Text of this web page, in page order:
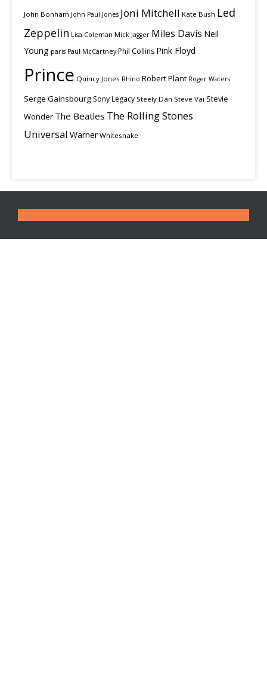
John Bonham John Paul Jones Joni Mitchell Kate Bush Led
Zeppelin Lisa Coleman Mick Jagger Miles Davis Neil
Young paris Paul McCartney Phil Collins Pink Floyd
Prince Quincy Jones Rhino Robert Plant Roger Waters
Serge Gainsbourg Sony Legacy Steely Dan Steve Vai Stevie
Wonder The Beatles The Rolling Stones
Universal Warner Whitesnake